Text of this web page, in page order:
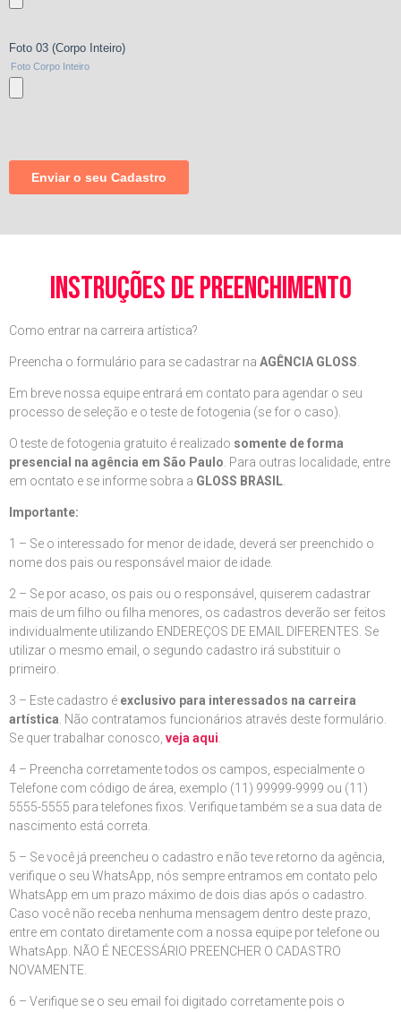
instruções de preenchimento
Como entrar na carreira artística?
Preencha o formulário para se cadastrar na AGÊNCIA GLOSS
Em breve nossa equipe entrará em contato para agendar o seu
processo de seleção e o teste de fotogenia (se for o caso).
O teste de fotogenia gratuito é realizado somente de forma
presencial na agência em São Paulo . Para outras localidade, entre
em ocntato e se informe sobra a GLOSS BRASIL
Importante:
1 – Se o interessado for menor de idade, deverá ser preenchido o
nome dos pais ou responsável maior de idade.
2 – Se por acaso, os pais ou o responsável, quiserem cadastrar
mais de um filho ou filha menores, os cadastros deverão ser feitos
individualmente utilizando ENDEREÇOS DE EMAIL DIFERENTES. Se
utilizar o mesmo email, o segundo cadastro irá substituir o
primeiro.
3 – Este cadastro é exclusivo para interessados na carreira
artística . Não contratamos funcionários através deste formulário.
Se quer trabalhar conosco, veja aqui
4 – Preencha corretamente todos os campos, especialmente o
Telefone com código de área, exemplo (11) 99999-9999 ou (11)
5555-5555 para telefones fixos. Verifique também se a sua data de
nascimento está correta.
5 – Se você já preencheu o cadastro e não teve retorno da agência,
verifique o seu WhatsApp, nós sempre entramos em contato pelo
WhatsApp em um prazo máximo de dois dias após o cadastro.
Caso você não receba nenhuma mensagem dentro deste prazo,
entre em contato diretamente com a nossa equipe por telefone ou
WhatsApp. NÃO É NECESSÁRIO PREENCHER O CADASTRO
NOVAMENTE.
6 – Verifique se o seu email foi digitado corretamente pois o